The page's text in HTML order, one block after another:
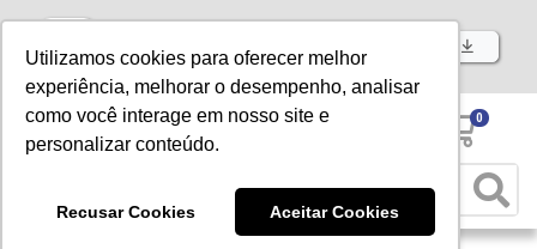
Utilizamos cookies para oferecer melhor
experiência, melhorar o desempenho, analisar
como você interage em nosso site e
personalizar conteúdo.
Recusar Cookies Aceitar Cookies
Baixe já nosso APP
0